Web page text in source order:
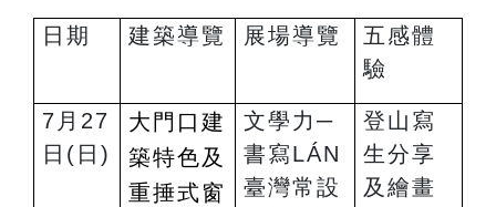
日期 建築導覽 展場導覽
五感體
驗
7 月27
日(日)
大門口建
築特色及
重捶式窗
文學力─
書寫LÁN
臺灣常設
登山寫
生分享
及繪畫